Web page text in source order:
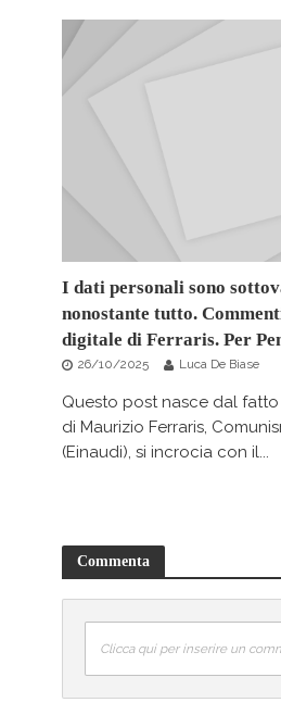
I dati personali sono
nonostante tutto.
digitale di Ferraris. Per
26/10/2025 Luca De Biase
Questo post nasce dal
di Maurizio Ferraris,
(Einaudi), si incrocia con il...
Commenta
Clicca qui per inserire un